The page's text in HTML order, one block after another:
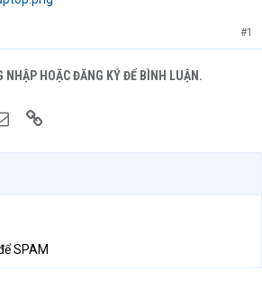
#1
NHẬP HOẶC ĐĂNG KÝ ĐỂ BÌNH LUẬN.
Email
SPAM